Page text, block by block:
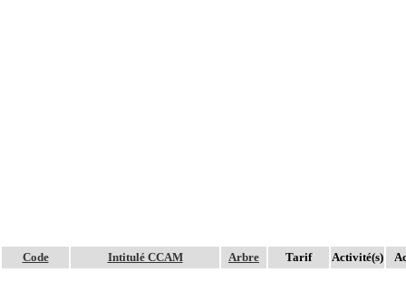
Code Intitulé CCAM Arbre Tarif Activité(s)